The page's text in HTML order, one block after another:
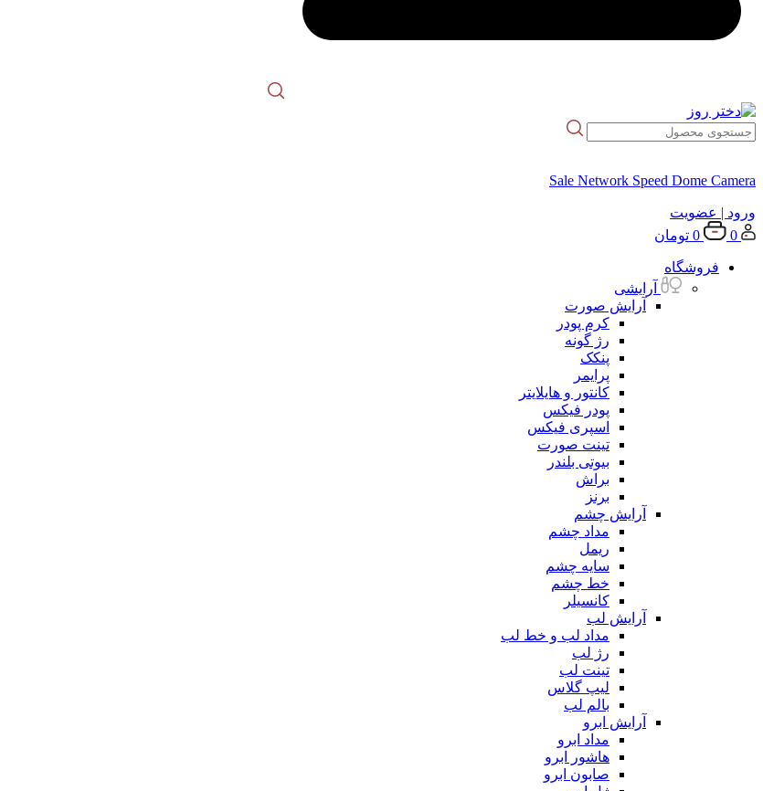
Sale Network Speed Dome Camera
ورود | عضویت
0
0 تومان
فروشگاه
آرایشی
آرایش صورت
کرم پودر
رژ گونه
پنکک
پرایمر
کانتور و هایلایتر
پودر فیکس
اسپری فیکس
تینت صورت
بیوتی بلندر
براش
برنز
آرایش چشم
مداد چشم
ریمل
سایه چشم
خط چشم
کانسیلر
آرایش لب
مداد لب و خط لب
رژ لب
تینت لب
لیپ گلاس
بالم لب
آرایش ابرو
مداد ابرو
هاشور ابرو
صابون ابرو